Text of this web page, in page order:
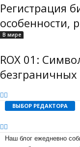
Регистрация
особенности,
В мире
ROX 01:
ВЫБОР РЕДАКТОРА
Наш блог ежедневно